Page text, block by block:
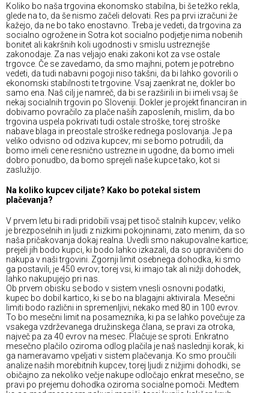
Koliko bo naša trgovina ekonomsko stabilna, bi še težko rekla,
glede na to, da še nismo začeli delovati. Res pa prvi izračuni že
kažejo, da ne bo tako enostavno. Treba je vedeti, da trgovina za
socialno ogrožene in Sotra kot socialno podjetje nima nobenih
bonitet ali kakršnih koli ugodnosti v smislu ustreznejše
zakonodaje. Za nas veljajo enaki zakoni kot za vse ostale
trgovce. Če se zavedamo, da smo majhni, potem je potrebno
vedeti, da tudi nabavni pogoji niso takšni, da bi lahko govorili o
ekonomski stabilnosti te trgovine. Vsaj zaenkrat ne, dokler bo
samo ena. Naš cilj je namreč, da bi se razširili in bi imeli vsaj še
nekaj socialnih trgovin po Sloveniji. Dokler je projekt financiran in
dobivamo povračilo za plače naših zaposlenih, mislim, da bo
trgovina uspela pokrivati tudi ostale stroške, torej stroške
nabave blaga in preostale stroške rednega poslovanja. Je pa
veliko odvisno od odziva kupcev; mi se bomo potrudili, da
bomo imeli cene resnično ustrezne in ugodne, da bomo imeli
dobro ponudbo, da bomo sprejeli naše kupce tako, kot si
zaslužijo.
Na koliko kupcev ciljate? Kako bo potekal sistem
plačevanja?
V prvem letu bi radi pridobili vsaj pet tisoč stalnih kupcev; veliko
je brezposelnih in ljudi z nizkimi pokojninami, zato menim, da so
naša pričakovanja dokaj realna. Uvedli smo nakupovalne kartice;
prejeli jih bodo kupci, ki bodo lahko izkazali, da so upravičeni do
nakupa v naši trgovini. Zgornji limit osebnega dohodka, ki smo
ga postavili, je 450 evrov; torej vsi, ki imajo tak ali nižji dohodek,
lahko nakupujejo pri nas.
Ob prvem obisku se bodo v sistem vnesli osnovni podatki,
kupec bo dobil kartico, ki se bo na blagajni aktivirala. Mesečni
limiti bodo različni in spremenljivi, nekako med 80 in 100 evrov.
To bo mesečni limit na posameznika, ki pa se lahko povečuje za
vsakega vzdrževanega družinskega člana, se pravi za otroka,
največ pa za 40 evrov na mesec. Plačuje se sproti. Enkratno
mesečno plačilo oziroma odlog plačila je naš naslednji korak, ki
ga nameravamo vpeljati v sistem plačevanja. Ko smo proučili
analize naših morebitnih kupcev, torej ljudi z nižjimi dohodki, se
običajno za nekoliko večje nakupe odločajo enkrat mesečno, se
pravi po prejemu dohodka oziroma socialne pomoči. Medtem